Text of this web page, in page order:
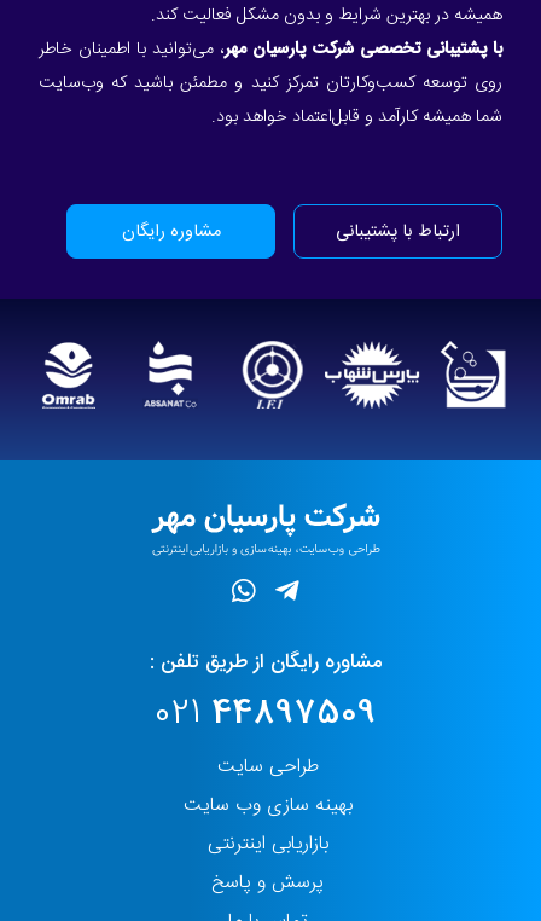
همیشه در بهترین شرایط و بدون مشکل فعالیت کند.
با پشتیبانی تخصصی شرکت پارسیان مهر، می‌توانید با اطمینان خاطر
روی توسعه کسب‌وکارتان تمرکز کنید و مطمئن باشید که وب‌سایت
شما همیشه کارآمد و قابل‌اعتماد خواهد بود.
ارتباط با پشتیبانی مشاوره رایگان
مشاوره رایگان از طریق تلفن :
021 44897509
طراحی سایت
بهینه سازی وب سایت
بازاریابی اینترنتی
پرسش و پاسخ